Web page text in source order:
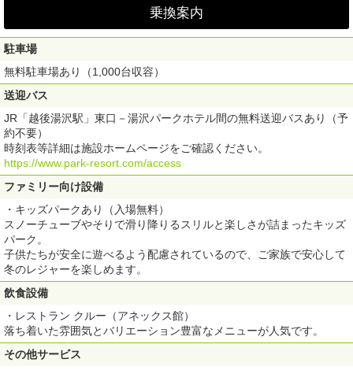
乗換案内
駐車場
無料駐車場あり（1,000台収容）
送迎バス
JR「越後湯沢駅」東口－湯沢パークホテル間の無料送迎バスあり（予
約不要）
時刻表等詳細は施設ホームページをご確認ください。
https://www.park-resort.com/access
ファミリー向け設備
・キッズパークあり（入場無料）
スノーチューブやそりで滑り降りるスリルと楽しさが詰まったキッズ
パーク。
子供たちが安全に遊べるよう配慮されているので、ご家族で安心して
冬のレジャーを楽しめます。
飲食設備
・レストラン クルー（アネックス館）
落ち着いた雰囲気とバリエーション豊富なメニューが人気です。
その他サービス